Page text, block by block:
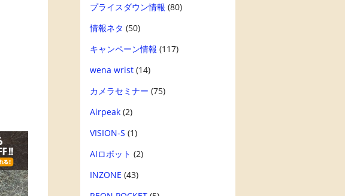
プライスダウン情報 (80)
情報ネタ (50)
キャンペーン情報 (117)
wena wrist(14)
カメラセミナー (75)
Airpeak(2)
VISION-S (1)
AIロボット (2)
INZONE (43)